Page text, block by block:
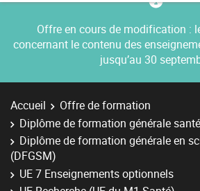
Offre en cours de modification :
concernant le contenu des
jusqu’au 30
Accueil
Offre de formation
Diplôme de formation générale santé
Diplôme de formation générale en
(DFGSM)
UE 7 Enseignements optionnels